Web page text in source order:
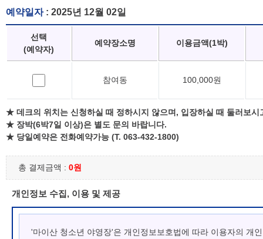
예약일자: 2025년 12월 02일
선택
(예약자)
예약장소명 이용금액(1박)
참여동 100,000원
★ 데크의 위치는 신청하실 때 정하시지 않으며, 입장하실 때 둘러보시
★ 장박(6박7일 이상)은 별도 문의 바랍니다.
★ 당일예약은 전화예약가능 (T. 063-432-1800)
총 결제금액 : 0원
개인정보 수집, 이용 및 제공
'마이산 청소년 야영장'은 개인정보보호법에 따라 이용자의 개